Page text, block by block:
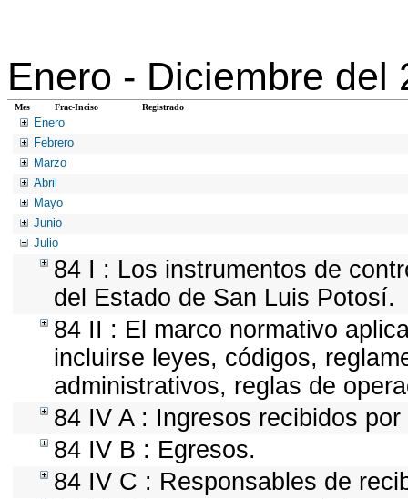
Enero - Diciembre del
Mes Frac-Inciso Registrado
Enero
Febrero
Marzo
Abril
Mayo
Junio
Julio
84 I : Los instrumentos de
del Estado de San Luis Potosí.
84 II : El marco normativo
incluirse leyes, códigos,
administrativos, reglas de
84 IV A : Ingresos recibidos
84 IV B : Egresos.
84 IV C : Responsables de